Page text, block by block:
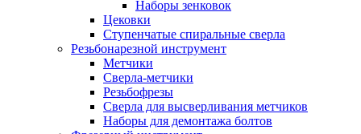
Наборы зенковок
Цековки
Ступенчатые спиральные сверла
Резьбонарезной инструмент
Метчики
Сверла-метчики
Резьбофрезы
Сверла для высверливания метчиков
Наборы для демонтажа болтов